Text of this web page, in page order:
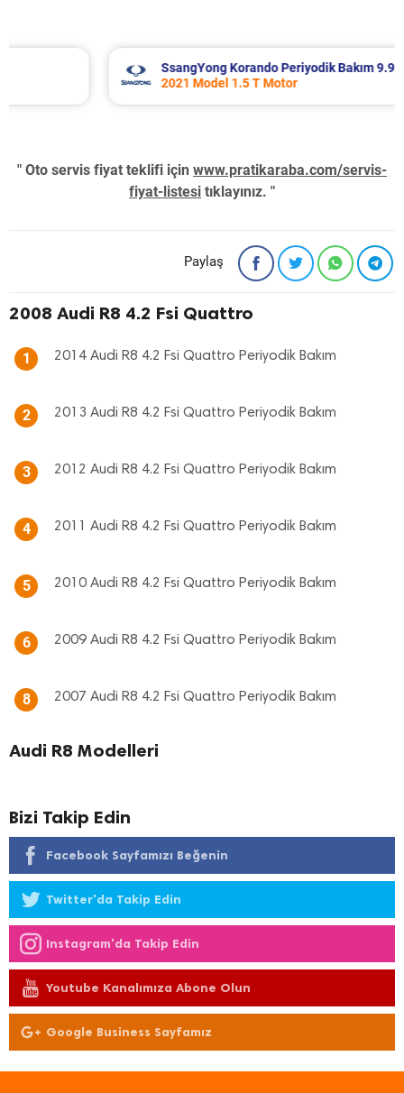
SsangYong Korando Periyodik Bakım 9.937 TL
2021 Model 1.5 T Motor
" Oto servis fiyat teklifi için www.pratikaraba.com/servis-
fiyat-listesi tıklayınız. "
Paylaş
2008 Audi R8 4.2 Fsi Quattro
1 2014 Audi R8 4.2 Fsi Quattro Periyodik Bakım
2 2013 Audi R8 4.2 Fsi Quattro Periyodik Bakım
3 2012 Audi R8 4.2 Fsi Quattro Periyodik Bakım
4 2011 Audi R8 4.2 Fsi Quattro Periyodik Bakım
5 2010 Audi R8 4.2 Fsi Quattro Periyodik Bakım
6 2009 Audi R8 4.2 Fsi Quattro Periyodik Bakım
8 2007 Audi R8 4.2 Fsi Quattro Periyodik Bakım
Audi R8 Modelleri
Bizi Takip Edin
Facebook Sayfamızı Beğenin
Twitter'da Takip Edin
Instagram'da Takip Edin
Youtube Kanalımıza Abone Olun
Google Business Sayfamız